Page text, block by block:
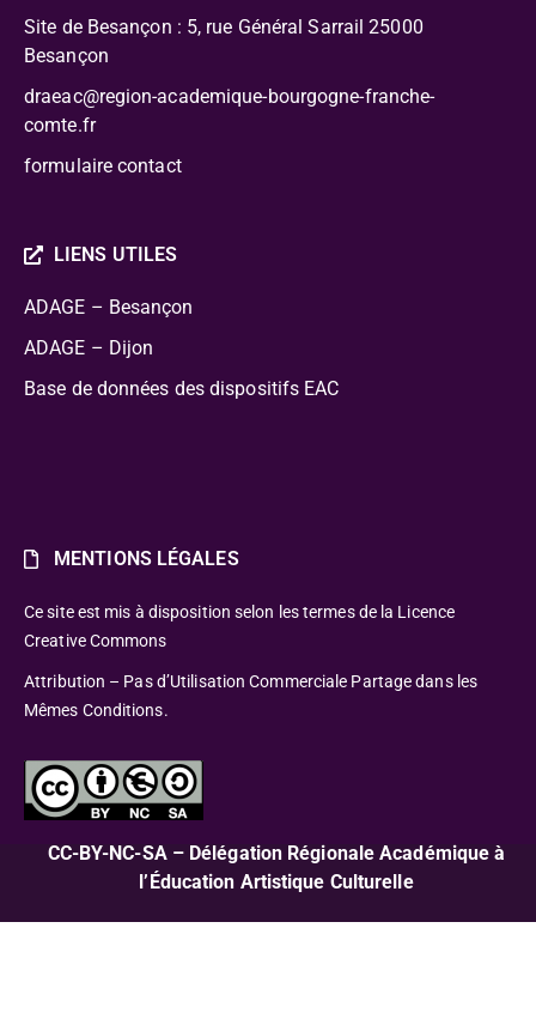
Site de Besançon : 5, rue Général Sarrail 25000
Besançon
draeac@region-academique-bourgogne-franche-
comte.fr
formulaire contact
LIENS UTILES
ADAGE – Besançon
ADAGE – Dijon
Base de données des dispositifs EAC
MENTIONS LÉGALES
Ce site est mis à disposition selon les termes de la Licence
Creative Commons
Attribution – Pas d’Utilisation Commerciale Partage dans les
Mêmes Conditions.
CC-BY-NC-SA – Délégation Régionale Académique à
l’Éducation Artistique Culturelle